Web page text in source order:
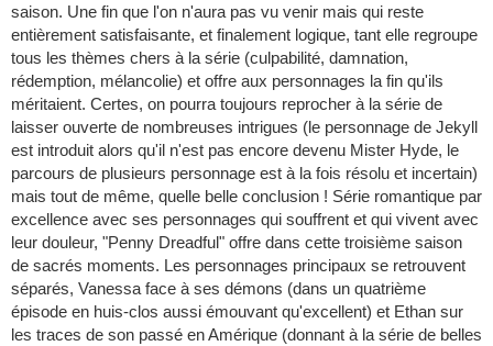
saison. Une fin que l'on n'aura pas vu venir mais qui reste
entièrement satisfaisante, et finalement logique, tant elle regroupe
tous les thèmes chers à la série (culpabilité, damnation,
rédemption, mélancolie) et offre aux personnages la fin qu'ils
méritaient. Certes, on pourra toujours reprocher à la série de
laisser ouverte de nombreuses intrigues (le personnage de Jekyll
est introduit alors qu'il n'est pas encore devenu Mister Hyde, le
parcours de plusieurs personnage est à la fois résolu et incertain)
mais tout de même, quelle belle conclusion ! Série romantique par
excellence avec ses personnages qui souffrent et qui vivent avec
leur douleur, "Penny Dreadful" offre dans cette troisième saison
de sacrés moments. Les personnages principaux se retrouvent
séparés, Vanessa face à ses démons (dans un quatrième
épisode en huis-clos aussi émouvant qu'excellent) et Ethan sur
les traces de son passé en Amérique (donnant à la série de belles